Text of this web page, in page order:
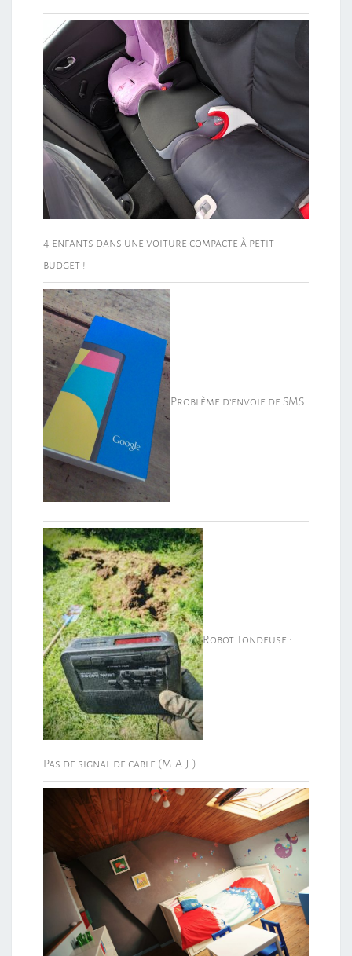
4 enfants dans une voiture compacte à petit
budget !
Problème d’envoie de SMS
Robot Tondeuse :
Pas de signal de cable (M.A.J.)